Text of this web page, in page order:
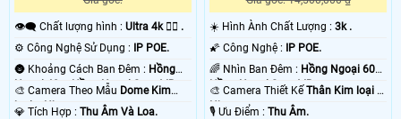
👁️‍🗨 Chất lượng hình : Ultra 4k 👍🏾 .
⚙ Công Nghệ Sử Dụng :
IP POE.
🌚 Khoảng Cách Ban Đêm : Hồng
Ngoại 40m Hồng Ngoại Smart IR.
🎨 Camera Theo Mẫu Dome Kim
loại + Nhựa. ️💎 Tích Hợp : Thu Âm Và Loa.
☀️ Hình Ành Chất Lượng :3k .
🌠 Công Nghệ :
IP POE.
🌈 Nhìn Ban Đêm : Hồng Ngoại 60m
Hồng Ngoại Smart IR.
🎨 Camera Thiết KếThân Kim loại +
Nhựa.
️🎙 Ưu Điểm :Thu Âm.